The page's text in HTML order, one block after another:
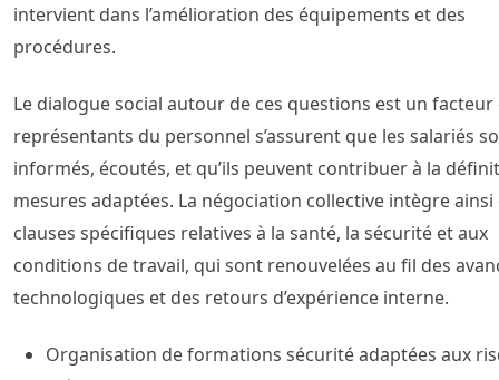
intervient dans l’amélioration des équipements et des
procédures.
Le dialogue social autour de ces questions est un facteur
représentants du personnel s’assurent que les salariés
informés, écoutés, et qu’ils peuvent contribuer à la
mesures adaptées. La négociation collective intègre ainsi
clauses spécifiques relatives à la santé, la sécurité et aux
conditions de travail, qui sont renouvelées au fil des
technologiques et des retours d’expérience interne.
Organisation de formations sécurité adaptées aux